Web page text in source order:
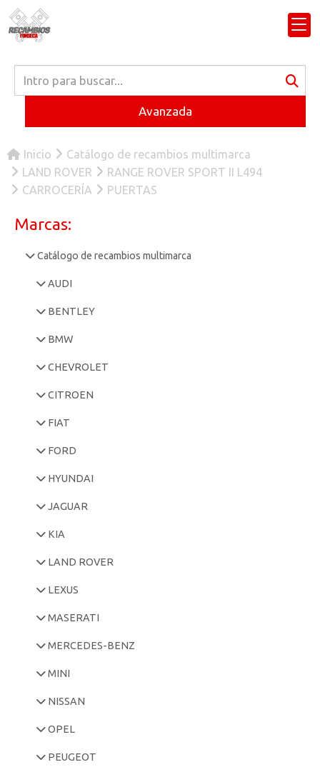
Avanzada
Inicio
Catálogo de recambios multimarca
LAND ROVER
RANGE ROVER SPORT II L494
CARROCERÍA
PUERTAS
Marcas:
Catálogo de recambios multimarca
AUDI
BENTLEY
BMW
CHEVROLET
CITROEN
FIAT
FORD
HYUNDAI
JAGUAR
KIA
LAND ROVER
LEXUS
MASERATI
MERCEDES-BENZ
MINI
NISSAN
OPEL
PEUGEOT